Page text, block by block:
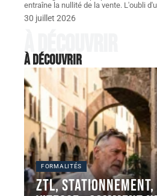
entraîne la nullité de la vente. L'oubli
30 juillet 2026
À découvrir
À découvrir
FORMALITÉS
ZTL, stationnement,